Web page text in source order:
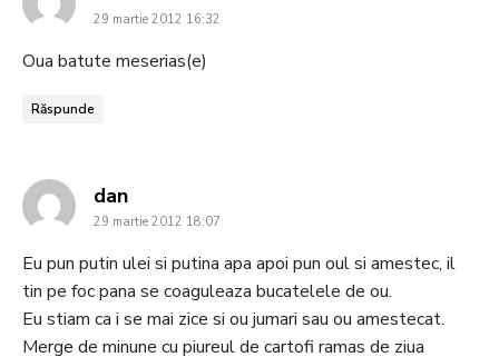
29 martie 2012 16:32
Oua batute meserias(e)
Răspunde
dansays:
29 martie 2012 18:07
Eu pun putin ulei si putina apa apoi pun oul si amestec, il
tin pe foc pana se coaguleaza bucatelele de ou.
Eu stiam ca i se mai zice si ou jumari sau ou amestecat.
Merge de minune cu piureul de cartofi ramas de ziua